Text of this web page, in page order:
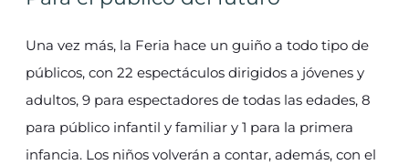
Una vez más, la Feria hace un guiño a todo tipo de
públicos, con 22 espectáculos dirigidos a jóvenes y
adultos, 9 para espectadores de todas las edades, 8
para público infantil y familiar y 1 para la primera
infancia. Los niños volverán a contar, además, con el